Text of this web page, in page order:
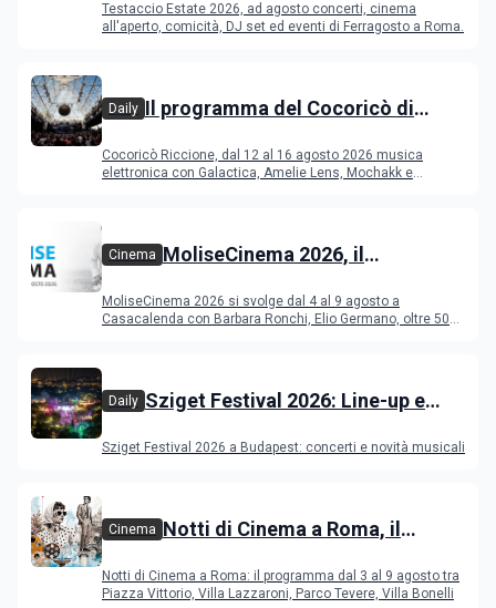
Ferragosto
Testaccio Estate 2026, ad agosto concerti, cinema
all'aperto, comicità, DJ set ed eventi di Ferragosto a Roma.
Daily Il programma del Cocoricò di
Cocoricò Riccione, dal 12 al 16 agosto 2026 musica
elettronica con Galactica, Amelie Lens, Mochakk e
Cinema MoliseCinema 2026, il
MoliseCinema 2026 si svolge dal 4 al 9 agosto a
Casacalenda con Barbara Ronchi, Elio Germano, oltre 50
Daily Sziget Festival 2026: Line-up e
Sziget Festival 2026 a Budapest: concerti e novità musicali
Cinema Notti di Cinema a Roma, il
Notti di Cinema a Roma: il programma dal 3 al 9 agosto tra
Piazza Vittorio, Villa Lazzaroni, Parco Tevere, Villa Bonelli